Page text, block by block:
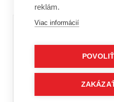
reklám.
Viac informácií